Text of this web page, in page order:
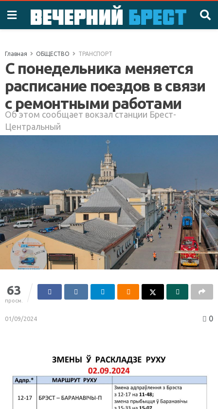
Главная ОБЩЕСТВО ТРАНСПОРТ
С понедельника меняется
расписание поездов в связи
с ремонтными работами
Об этом сообщает вокзал станции Брест-
Центральный
63
просм.
01/09/2024 0